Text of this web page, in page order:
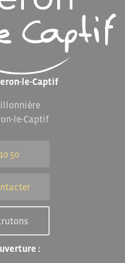
le-Captif
le-Captif
50
: